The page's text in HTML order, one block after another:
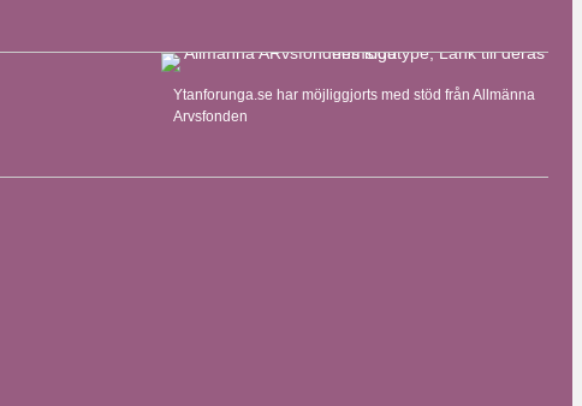
Ytanforunga.se har möjliggjorts med stöd från Allmänna
Arvsfonden